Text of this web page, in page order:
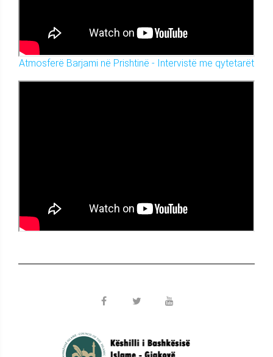
Atmosferë Barjami në Prishtinë - Intervistë me qytetarët